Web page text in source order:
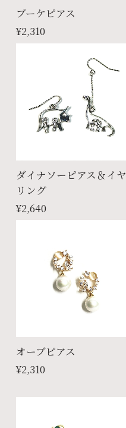
ブーケピアス
¥2,310
ダイナソーピアス＆イヤ
リング
¥2,640
オーブピアス
¥2,310